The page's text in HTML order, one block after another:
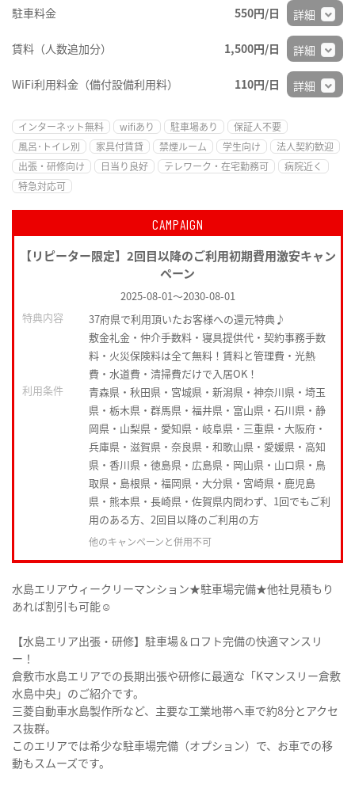
駐車料金 550円/日 詳細
賃料（人数追加分） 1,500円/日 詳細
WiFi利用料金（備付設備利用料） 110円/日 詳細
インターネット無料 wifiあり 駐車場あり
保証人不要
風呂･トイレ別
家具付賃貸 禁煙ルーム 学生向け
法人契約歓迎
出張・研修向け
日当り良好 テレワーク・在宅勤務可
病院近く
特急対応可
CAMPAIGN
【リピーター限定】2回目以降のご利用初期費用激安キャン
ペーン
2025-08-01～2030-08-01
特典内容
37府県で利用頂いたお客様への還元特典♪
敷金礼金・仲介手数料・寝具提供代・契約事務手数
料・火災保険料は全て無料！賃料と管理費・光熱
費・水道費・清掃費だけで入居OK！
利用条件
青森県・秋田県・宮城県・新潟県・神奈川県・埼玉
県・栃木県・群馬県・福井県・富山県・石川県・静
岡県・山梨県・愛知県・岐阜県・三重県・大阪府・
兵庫県・滋賀県・奈良県・和歌山県・愛媛県・高知
県・香川県・徳島県・広島県・岡山県・山口県・鳥
取県・島根県・福岡県・大分県・宮崎県・鹿児島
県・熊本県・長崎県・佐賀県内問わず、1回でもご利
用のある方、2回目以降のご利用の方
他のキャンペーンと併用不可
水島エリアウィークリーマンション★駐車場完備★他社見積もり
あれば割引も可能☺
【水島エリア出張・研修】駐車場＆ロフト完備の快適マンスリ
ー！
倉敷市水島エリアでの長期出張や研修に最適な「Kマンスリー倉敷
水島中央」のご紹介です。
三菱自動車水島製作所など、主要な工業地帯へ車で約8分とアクセ
ス抜群。
このエリアでは希少な駐車場完備（オプション）で、お車での移
動もスムーズです。